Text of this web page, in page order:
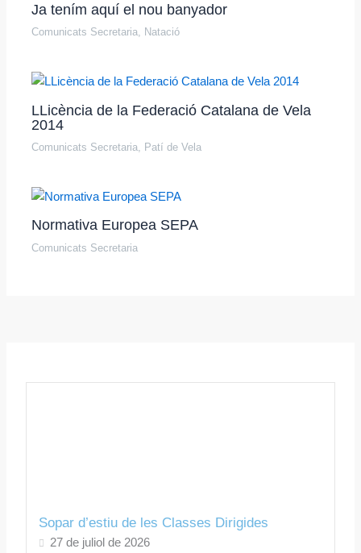
Ja tením aquí el nou banyador
Comunicats Secretaria, Natació
LLicència de la Federació Catalana de Vela
2014
Comunicats Secretaria, Patí de Vela
Normativa Europea SEPA
Comunicats Secretaria
Sopar d’estiu de les Classes Dirigides
27 de juliol de 2026